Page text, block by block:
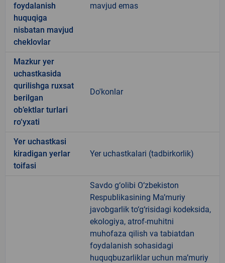
foydalanish
huquqiga
nisbatan mavjud
cheklovlar
mavjud emas
Mazkur yer
uchastkasida
qurilishga ruxsat
berilgan
ob’ektlar turlari
ro‘yxati
Do'konlar
Yer uchastkasi
kiradigan yerlar
toifasi
Yer uchastkalari (tadbirkorlik)
Savdo g‘olibi O‘zbekiston
Respublikasining Ma’muriy
javobgarlik to‘g‘risidagi kodeksida,
ekologiya, atrof-muhitni
muhofaza qilish va tabiatdan
foydalanish sohasidagi
huquqbuzarliklar uchun ma’muriy